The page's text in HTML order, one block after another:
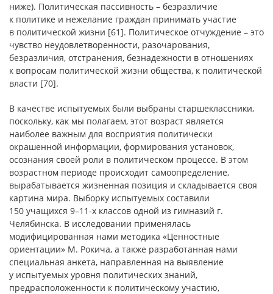
ниже). Политическая пассивность – безразличие
к политике и нежелание граждан принимать участие
в политической жизни [61]. Политическое отчуждение – это
чувство неудовлетворенности, разочарования,
безразличия, отстранения, безнадежности в отношениях
к вопросам политической жизни общества, к политической
власти [70].
В качестве испытуемых были выбраны старшеклассники,
поскольку, как мы полагаем, этот возраст является
наиболее важным для восприятия политически
окрашенной информации, формирования установок,
осознания своей роли в политическом процессе. В этом
возрастном периоде происходит самоопределение,
вырабатывается жизненная позиция и складывается своя
картина мира. Выборку испытуемых составили
150 учащихся 9–11-х классов одной из гимназий г.
Челябинска. В исследовании применялась
модифицированная нами методика «Ценностные
ориентации» М. Рокича, а также разработанная нами
специальная анкета, направленная на выявление
у испытуемых уровня политических знаний,
предрасположенности к политическому участию,